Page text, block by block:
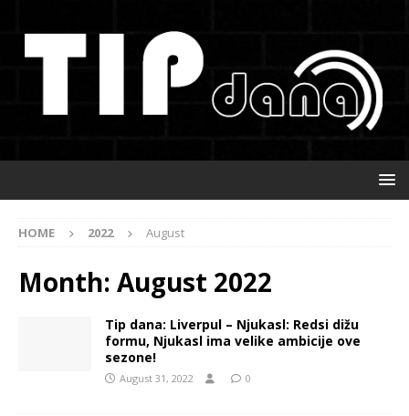
HOME 2022 August
Month: August 2022
Tip dana: Liverpul – Njukasl: Redsi dižu
formu, Njukasl ima velike ambicije ove
sezone!
August 31, 2022 0